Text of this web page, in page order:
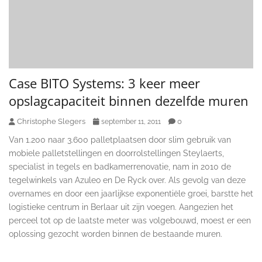
Case BITO Systems: 3 keer meer
opslagcapaciteit binnen dezelfde muren
Christophe Slegers september 11, 2011 0
Van 1.200 naar 3.600 palletplaatsen door slim gebruik van
mobiele palletstellingen en doorrolstellingen Steylaerts,
specialist in tegels en badkamerrenovatie, nam in 2010 de
tegelwinkels van Azuleo en De Ryck over. Als gevolg van deze
overnames en door een jaarlijkse exponentiële groei, barstte het
logistieke centrum in Berlaar uit zijn voegen. Aangezien het
perceel tot op de laatste meter was volgebouwd, moest er een
oplossing gezocht worden binnen de bestaande muren.